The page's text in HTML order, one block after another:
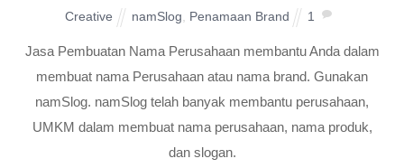
Creative namSlog Penamaan Brand 1
Jasa Pembuatan Nama Perusahaan membantu Anda dalam
membuat nama Perusahaan atau nama brand. Gunakan
namSlog. namSlog telah banyak membantu perusahaan,
UMKM dalam membuat nama perusahaan, nama produk,
dan slogan.